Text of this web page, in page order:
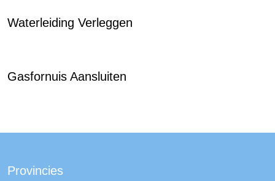
Waterleiding Verleggen
Gasfornuis Aansluiten
Provincies